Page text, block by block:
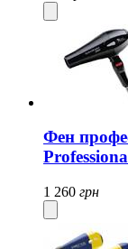
Фен
1 260 грн